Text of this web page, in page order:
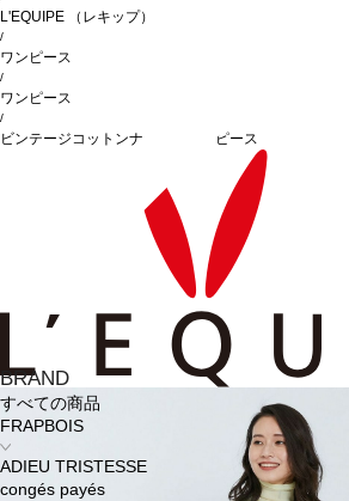
BRAND
すべての商品
FRAPBOIS
ADIEU TRISTESSE
congés payés
L'EQUIPE （レキップ）
/
ワンピース
/
ワンピース
/
ビンテージコットンナイロンワンピース